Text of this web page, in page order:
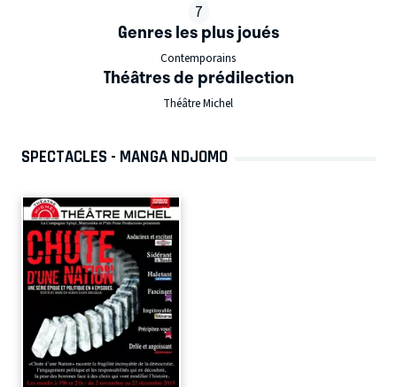
7
Genres les plus joués
Contemporains
Théâtres de prédilection
Théâtre Michel
SPECTACLES - MANGA NDJOMO